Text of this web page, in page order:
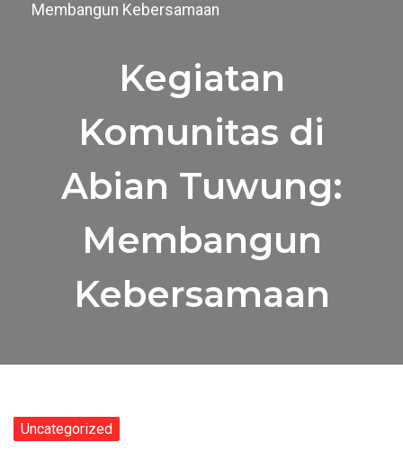
Membangun Kebersamaan
Kegiatan
Komunitas di
Abian Tuwung:
Membangun
Kebersamaan
Uncategorized